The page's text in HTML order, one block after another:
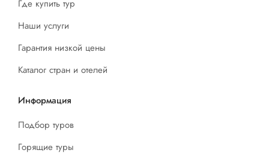
Где купить тур
Наши услуги
Гарантия низкой цены
Каталог стран и отелей
Информация
Подбор туров
Горящие туры